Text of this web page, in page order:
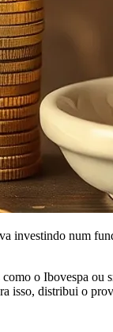
num
o Ibovespa
distribui o